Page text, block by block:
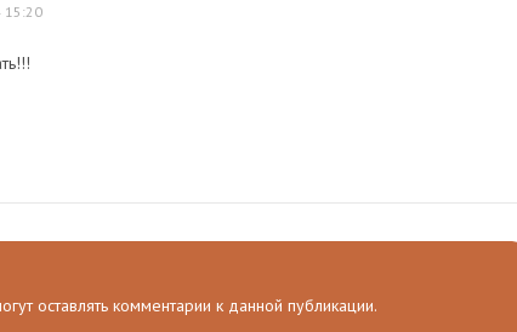
15:20
оставлять комментарии к данной публикации.